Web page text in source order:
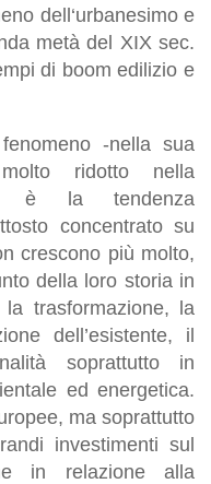
dell‘urbanesimo e
metà del XIX sec.
di boom edilizio e
-nella sua
ridotto nella
è la tendenza
concentrato su
crescono più molto,
della loro storia in
trasformazione, la
dell’esistente, il
soprattutto in
ed energetica.
ma soprattutto
investimenti sul
in relazione alla